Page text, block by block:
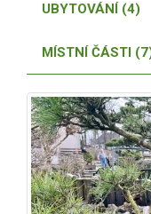
UBYTOVÁNÍ (4)
MÍSTNÍ ČÁSTI